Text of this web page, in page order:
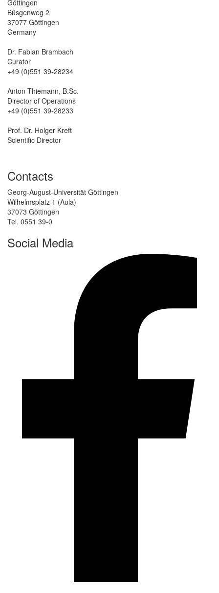
Göttingen
Büsgenweg 2
37077 Göttingen
Germany
Dr. Fabian Brambach
Curator
+49 (0)551 39-28234
Anton Thiemann, B.Sc.
Director of Operations
+49 (0)551 39-28233
Prof. Dr. Holger Kreft
Scientific Director
Contacts
Georg-August-Universität Göttingen
Wilhelmsplatz 1 (Aula)
37073 Göttingen
Tel. 0551 39-0
Social Media